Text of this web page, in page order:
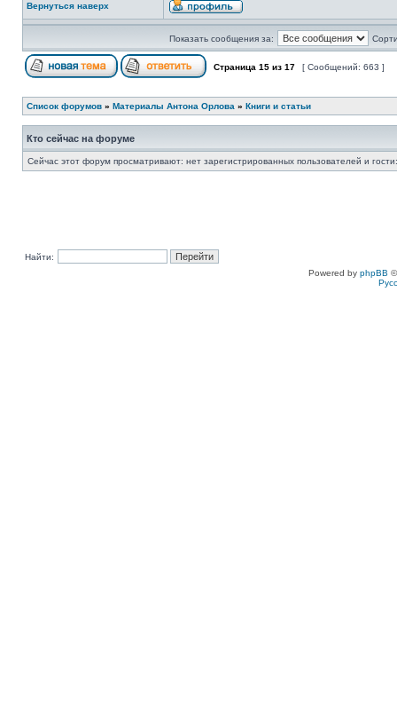
Вернуться наверх
Показать сообщения за:
Страница 15 из 17 [ Сообщений: 663 ]
Список форумов » Материалы Антона Орлова » Книги и статьи
Кто сейчас на форуме
Сейчас этот форум просматривают: нет зарегистрированных пользователей и
Найти:
Powered by phpBB